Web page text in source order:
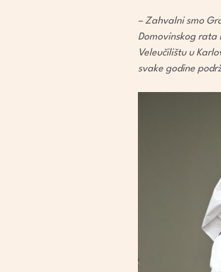
– Zahvalni smo
Domovinskog rata
Veleučilištu u
svake godine